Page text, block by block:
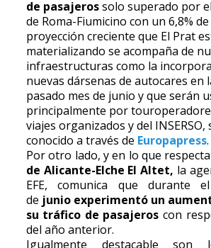
de pasajerossolo superado por
de Roma-Fiumicino con un 6,8%
proyección creciente que El Prat
materializando se acompaña de
infraestructuras como la
nuevas dársenas de autocares en
pasado mes de junio y que serán
principalmente por
viajes organizados y del
conocido a través de Europapress.
Por otro lado, y en lo que
de Alicante-Elche El Altet, la
EFE, comunica que durante
de junio experimentó un
su tráfico de pasajeros con
del año anterior.
Igualmente destacable son